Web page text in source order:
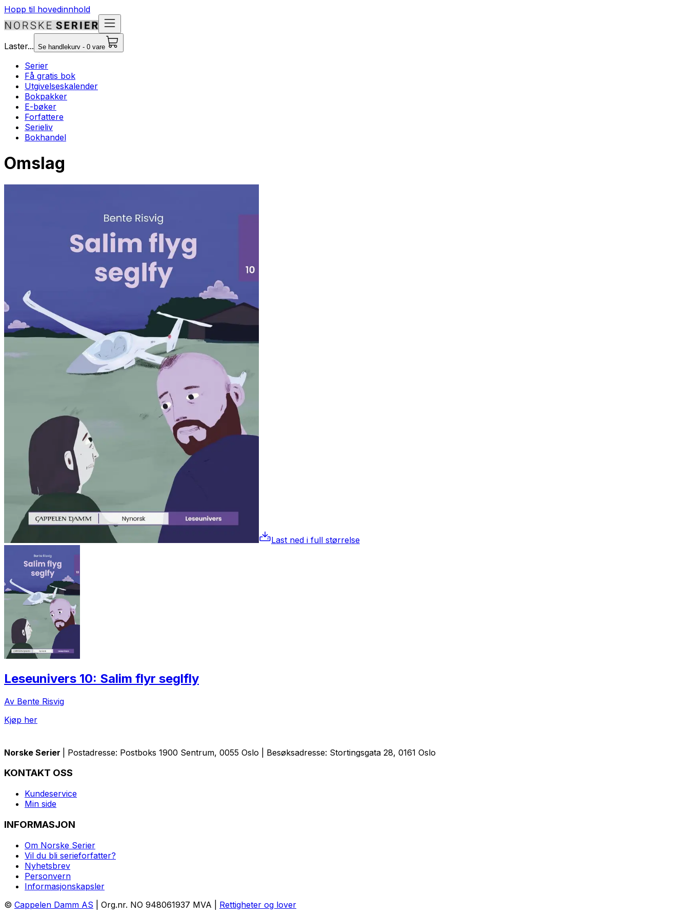
Hopp til hovedinnhold
Laster... Se handlekurv - 0 vare
Serier
Få gratis bok
Utgivelseskalender
Bokpakker
E-bøker
Forfattere
Serieliv
Bokhandel
Omslag
Last ned i full størrelse
Leseunivers 10: Salim flyr seglfly
Av Bente Risvig
Kjøp her
Norske Serier | Postadresse: Postboks 1900 Sentrum, 0055 Oslo | Besøksadresse: Stortingsgata 28, 0161 Oslo
KONTAKT OSS
Kundeservice
Min side
INFORMASJON
Om Norske Serier
Vil du bli serieforfatter?
Nyhetsbrev
Personvern
Informasjonskapsler
© Cappelen Damm AS | Org.nr. NO 948061937 MVA | Rettigheter og lover